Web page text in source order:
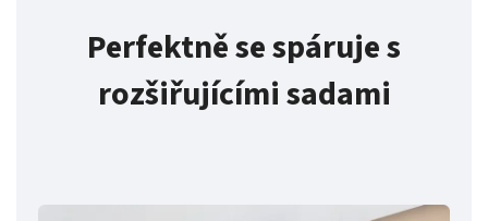
Perfektně se spáruje s
rozšiřujícími sadami